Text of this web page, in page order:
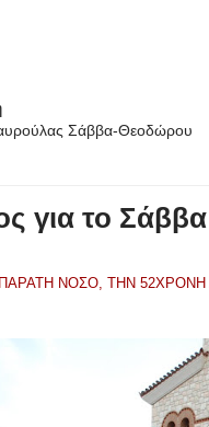
Σάββα-Θεοδώρου
για το Σάββα
ΝΟΣΟ, ΤΗΝ